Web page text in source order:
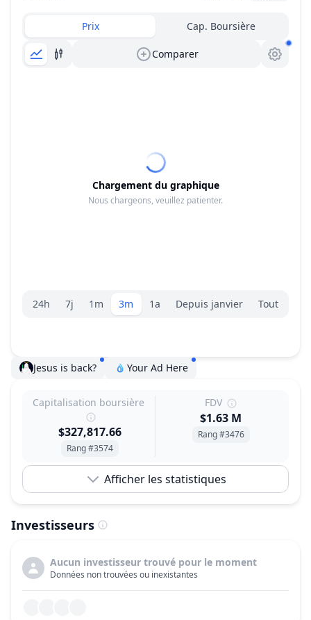
Prix Cap. Boursière
Comparer
Chargement du graphique
Nous chargeons, veuillez patienter.
Sélecteur de plage.
24h 7j 1m 3m 1a Depuis janvier Tout
Jesus is back? Your Ad Here
Capitalisation boursière
$327,817.66
Rang #3574
FDV
$1.63 M
Rang #3476
Afficher les statistiques
Investisseurs
Aucun investisseur trouvé pour le moment
Données non trouvées ou inexistantes